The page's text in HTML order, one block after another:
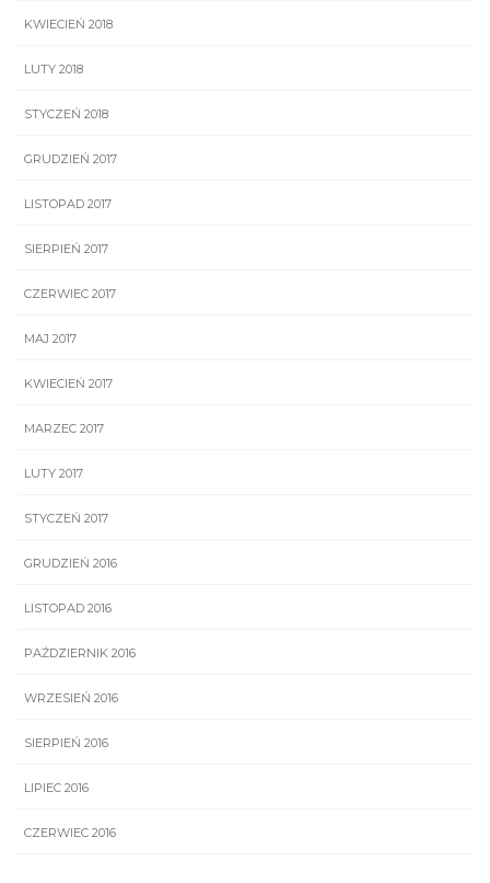
KWIECIEŃ 2018
LUTY 2018
STYCZEŃ 2018
GRUDZIEŃ 2017
LISTOPAD 2017
SIERPIEŃ 2017
CZERWIEC 2017
MAJ 2017
KWIECIEŃ 2017
MARZEC 2017
LUTY 2017
STYCZEŃ 2017
GRUDZIEŃ 2016
LISTOPAD 2016
PAŹDZIERNIK 2016
WRZESIEŃ 2016
SIERPIEŃ 2016
LIPIEC 2016
CZERWIEC 2016